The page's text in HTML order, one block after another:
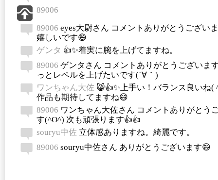
89006
89006 eyes大尉さん コメントありがとうござい
嬉しいです😄
ゲンタ 👍✨着実に腕を上げてますね。
89006 ゲンタさん コメントありがとうございま
っとレベルを上げたいです(´∀｀)
ワンちゃん大佐 😸👍✨上手い！バランス良いね(
作品も期待してますね😄
89006 ワンちゃん大佐さん コメントありがとう
す(^O^) 次も頑張ります👍👍
souryu中佐 立体感ありますね。綺麗です。
89006 souryu中佐さん ありがとうございます😄